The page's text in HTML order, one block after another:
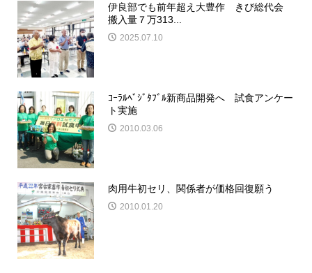
伊良部でも前年超え大豊作 きび総代会
搬入量７万313...
2025.07.10
ｺｰﾗﾙﾍﾞｼﾞﾀﾌﾞﾙ新商品開発へ 試食アンケー
ト実施
2010.03.06
肉用牛初セリ、関係者が価格回復願う
2010.01.20